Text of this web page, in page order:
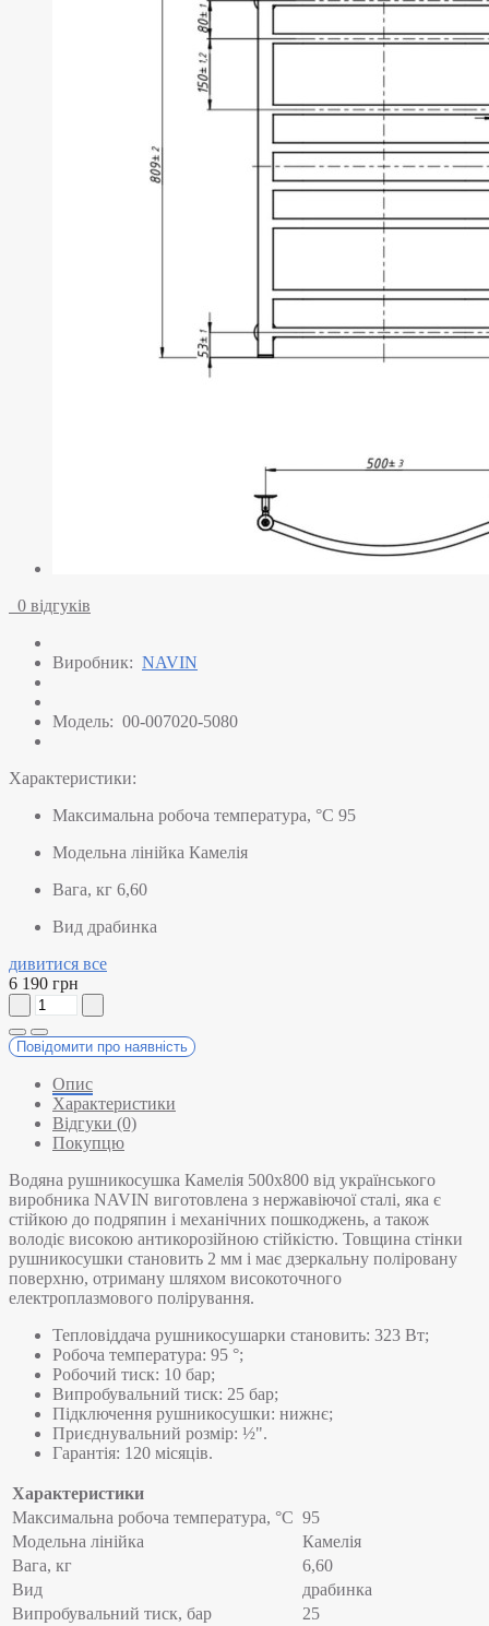
0 відгуків
Виробник: NAVIN
Модель: 00-007020-5080
Характеристики:
Максимальна робоча температура, °C 95
Модельна лінійка Камелія
Вага, кг 6,60
Вид драбинка
дивитися все
6 190 грн
Повідомити про наявність
Опис
Характеристики
Відгуки (0)
Покупцю
Водяна рушникосушка Камелія 500х800 від українського
виробника NAVIN виготовлена з нержавіючої сталі, яка є
стійкою до подряпин і механічних пошкоджень, а також
володіє високою антикорозійною стійкістю. Товщина стінки
рушникосушки становить 2 мм і має дзеркальну поліровану
поверхню, отриману шляхом високоточного
електроплазмового полірування.
Тепловіддача рушникосушарки становить: 323 Вт;
Робоча температура: 95 °;
Робочий тиск: 10 бар;
Випробувальний тиск: 25 бар;
Підключення рушникосушки: нижнє;
Приєднувальний розмір: ½".
Гарантія: 120 місяців.
Характеристики
Максимальна робоча температура, °C 95
Модельна лінійка
Камелія
Вага, кг
6,60
Вид
драбинка
Випробувальний тиск, бар
25